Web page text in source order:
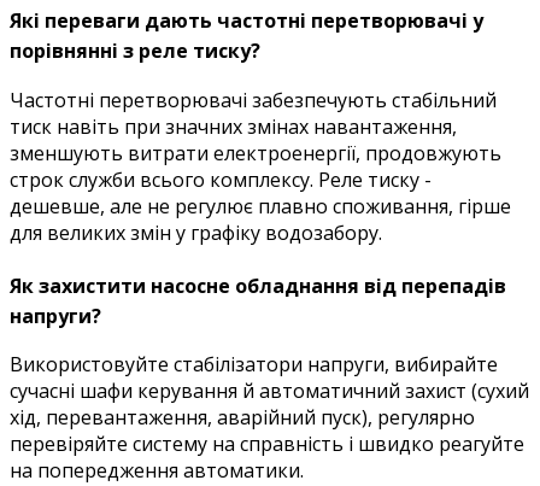
Які переваги дають частотні перетворювачі у
порівнянні з реле тиску?
Частотні перетворювачі забезпечують стабільний
тиск навіть при значних змінах навантаження,
зменшують витрати електроенергії, продовжують
строк служби всього комплексу. Реле тиску -
дешевше, але не регулює плавно споживання, гірше
для великих змін у графіку водозабору.
Як захистити насосне обладнання від перепадів
напруги?
Використовуйте стабілізатори напруги, вибирайте
сучасні шафи керування й автоматичний захист (сухий
хід, перевантаження, аварійний пуск), регулярно
перевіряйте систему на справність і швидко реагуйте
на попередження автоматики.